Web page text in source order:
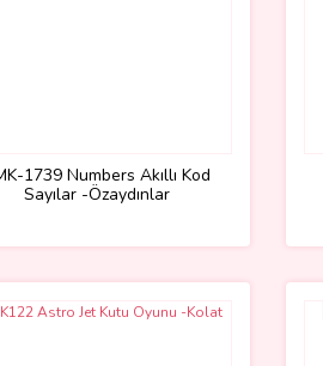
1739 Numbers Akıllı Kod
Sayılar -Özaydınlar